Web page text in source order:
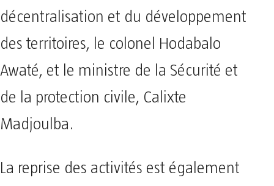
décentralisation et du développement
des territoires, le colonel Hodabalo
Awaté, et le ministre de la Sécurité et
de la protection civile, Calixte
Madjoulba.
La reprise des activités est également